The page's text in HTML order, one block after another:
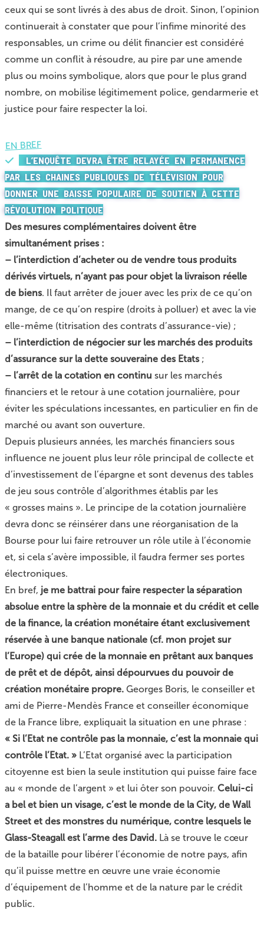
ceux qui se sont livrés à des abus de droit. Sinon, l’opinion
continuerait à constater que pour l’infime minorité des
responsables, un crime ou délit financier est considéré
comme un conflit à résoudre, au pire par une amende
plus ou moins symbolique, alors que pour le plus grand
nombre, on mobilise légitimement police, gendarmerie et
justice pour faire respecter la loi.
EN BREF
L’ENQUÊTE DEVRA ÊTRE RELAYÉE EN PERMANENCE
PAR LES CHAINES PUBLIQUES DE TÉLÉVISION POUR
DONNER UNE BAISSE POPULAIRE DE SOUTIEN À CETTE
RÉVOLUTION POLITIQUE
Des mesures complémentaires doivent être
simultanément prises :
– l’interdiction d’acheter ou de vendre tous produits
dérivés virtuels, n’ayant pas pour objet la livraison réelle
de biens. Il faut arrêter de jouer avec les prix de ce qu’on
mange, de ce qu’on respire (droits à polluer) et avec la vie
elle-même (titrisation des contrats d’assurance-vie) ;
– l’interdiction de négocier sur les marchés des produits
d’assurance sur la dette souveraine des Etats;
– l’arrêt de la cotation en continu sur les marchés
financiers et le retour à une cotation journalière, pour
éviter les spéculations incessantes, en particulier en fin de
marché ou avant son ouverture.
Depuis plusieurs années, les marchés financiers sous
influence ne jouent plus leur rôle principal de collecte et
d’investissement de l’épargne et sont devenus des tables
de jeu sous contrôle d’algorithmes établis par les
« grosses mains ». Le principe de la cotation journalière
devra donc se réinsérer dans une réorganisation de la
Bourse pour lui faire retrouver un rôle utile à l’économie
et, si cela s’avère impossible, il faudra fermer ses portes
électroniques.
En bref, je me battrai pour faire respecter la séparation
absolue entre la sphère de la monnaie et du crédit et celle
de la finance, la création monétaire étant exclusivement
réservée à une banque nationale (cf. mon projet sur
l’Europe) qui crée de la monnaie en prêtant aux banques
de prêt et de dépôt, ainsi dépourvues du pouvoir de
création monétaire propre. Georges Boris, le conseiller et
ami de Pierre-Mendès France et conseiller économique
de la France libre, expliquait la situation en une phrase :
« Si l’Etat ne contrôle pas la monnaie, c’est la monnaie qui
contrôle l’Etat. » L’Etat organisé avec la participation
citoyenne est bien la seule institution qui puisse faire face
au « monde de l’argent » et lui ôter son pouvoir. Celui-ci
a bel et bien un visage, c’est le monde de la City, de Wall
Street et des monstres du numérique, contre lesquels le
Glass-Steagall est l’arme des David. Là se trouve le cœur
de la bataille pour libérer l’économie de notre pays, afin
qu’il puisse mettre en œuvre une vraie économie
d’équipement de l’homme et de la nature par le crédit
public.